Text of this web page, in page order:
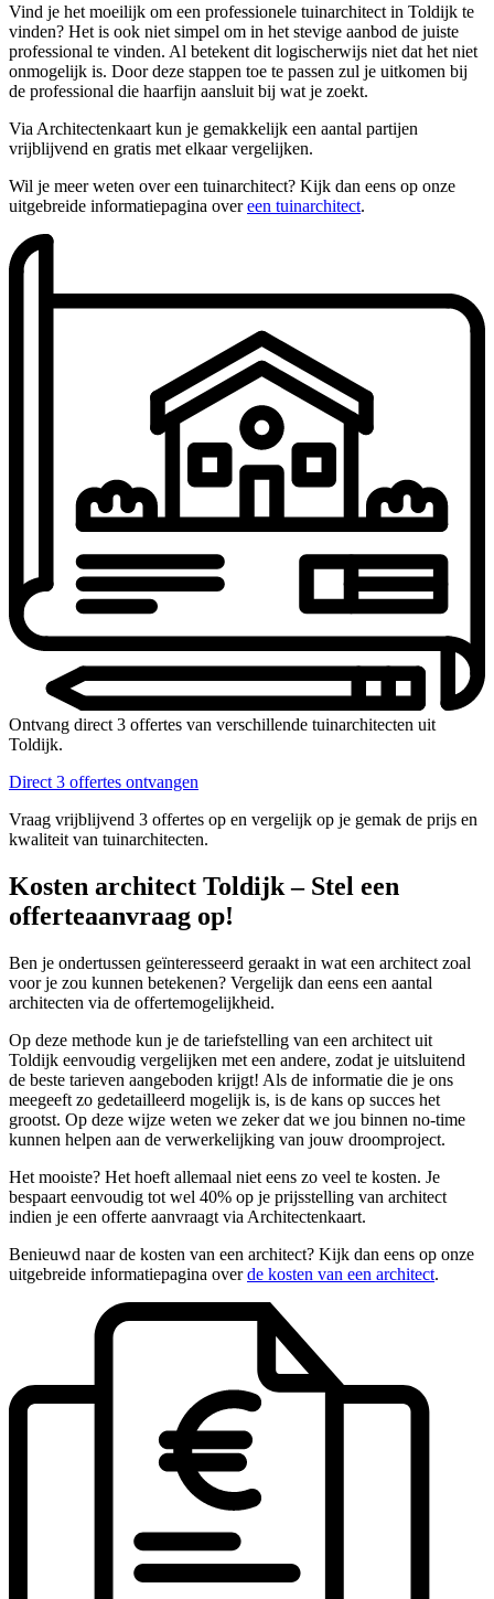
Vind je het moeilijk om een professionele tuinarchitect in Toldijk te
vinden? Het is ook niet simpel om in het stevige aanbod de juiste
professional te vinden. Al betekent dit logischerwijs niet dat het niet
onmogelijk is. Door deze stappen toe te passen zul je uitkomen bij
de professional die haarfijn aansluit bij wat je zoekt.
Via Architectenkaart kun je gemakkelijk een aantal partijen
vrijblijvend en gratis met elkaar vergelijken.
Wil je meer weten over een tuinarchitect? Kijk dan eens op onze
uitgebreide informatiepagina overeen tuinarchitect.
Ontvang direct 3 offertes van verschillende tuinarchitecten uit
Toldijk.
Direct 3 offertes ontvangen
Vraag vrijblijvend 3 offertes op en vergelijk op je gemak de prijs en
kwaliteit van tuinarchitecten.
Kosten architect Toldijk – Stel een
offerteaanvraag op!
Ben je ondertussen geïnteresseerd geraakt in wat een architect zoal
voor je zou kunnen betekenen? Vergelijk dan eens een aantal
architecten via de offertemogelijkheid.
Op deze methode kun je de tariefstelling van een architect uit
Toldijk eenvoudig vergelijken met een andere, zodat je uitsluitend
de beste tarieven aangeboden krijgt! Als de informatie die je ons
meegeeft zo gedetailleerd mogelijk is, is de kans op succes het
grootst. Op deze wijze weten we zeker dat we jou binnen no-time
kunnen helpen aan de verwerkelijking van jouw droomproject.
Het mooiste? Het hoeft allemaal niet eens zo veel te kosten. Je
bespaart eenvoudig tot wel 40% op je prijsstelling van architect
indien je een offerte aanvraagt via Architectenkaart.
Benieuwd naar de kosten van een architect? Kijk dan eens op onze
uitgebreide informatiepagina overde kosten van een architect.